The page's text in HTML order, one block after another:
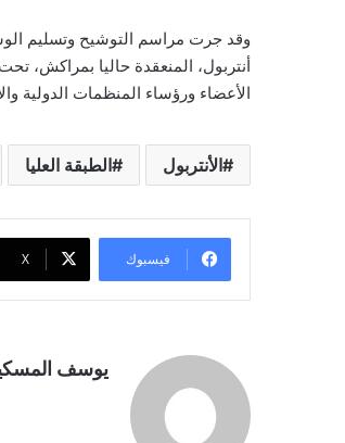
وقد جرت مراسم التوشيح وتسليم
أنتربول، المنعقدة حاليا بمراكش،
الأعضاء ورؤساء المنظمات الدولية
الأنتربول الطبقة العليا
فيسبوك ‫X
يوسف